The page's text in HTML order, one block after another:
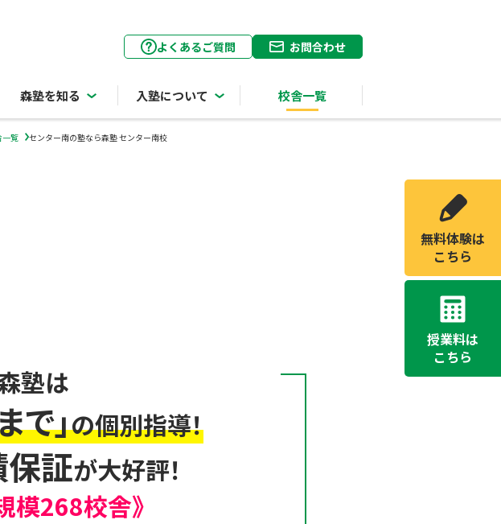
森塾を知る 入塾について 校舎一覧
よくあるご質問 お問合わせ
一覧 センター南の塾なら森塾 センター南校
塾は
で」の個別指導！
証が大好評！
模268校舎》
無料体験は
こちら
授業料は
こちら